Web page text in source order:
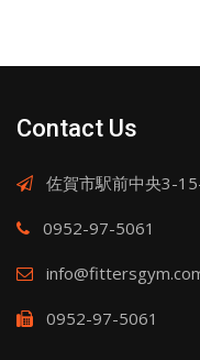
Contact Us
佐賀市駅前中央3-
0952-97-5061
0952-97-5061